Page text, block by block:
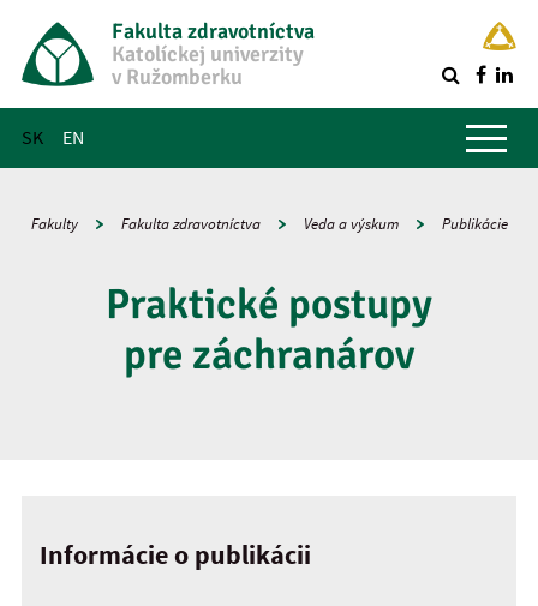
Fakulta zdravotníctva
Katolíckej univerzity
v Ružomberku
SK EN
Hlavné menu
Fakulty Fakulta zdravotníctva Veda a výskum Publikácie
Praktické postupy
pre záchranárov
Informácie o publikácii